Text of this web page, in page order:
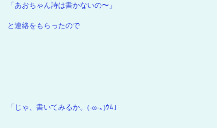
「あおちゃん詩は書かないの〜」
と連絡をもらったので
「じゃ、書いてみるか。(-ω-｡)ｳﾑ」